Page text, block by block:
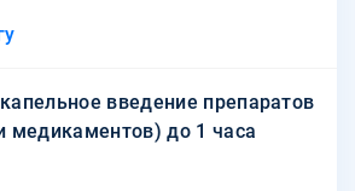
введение препаратов
медикаментов) до 1 часа